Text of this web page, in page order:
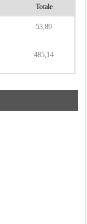
Totale
53,89
485,14